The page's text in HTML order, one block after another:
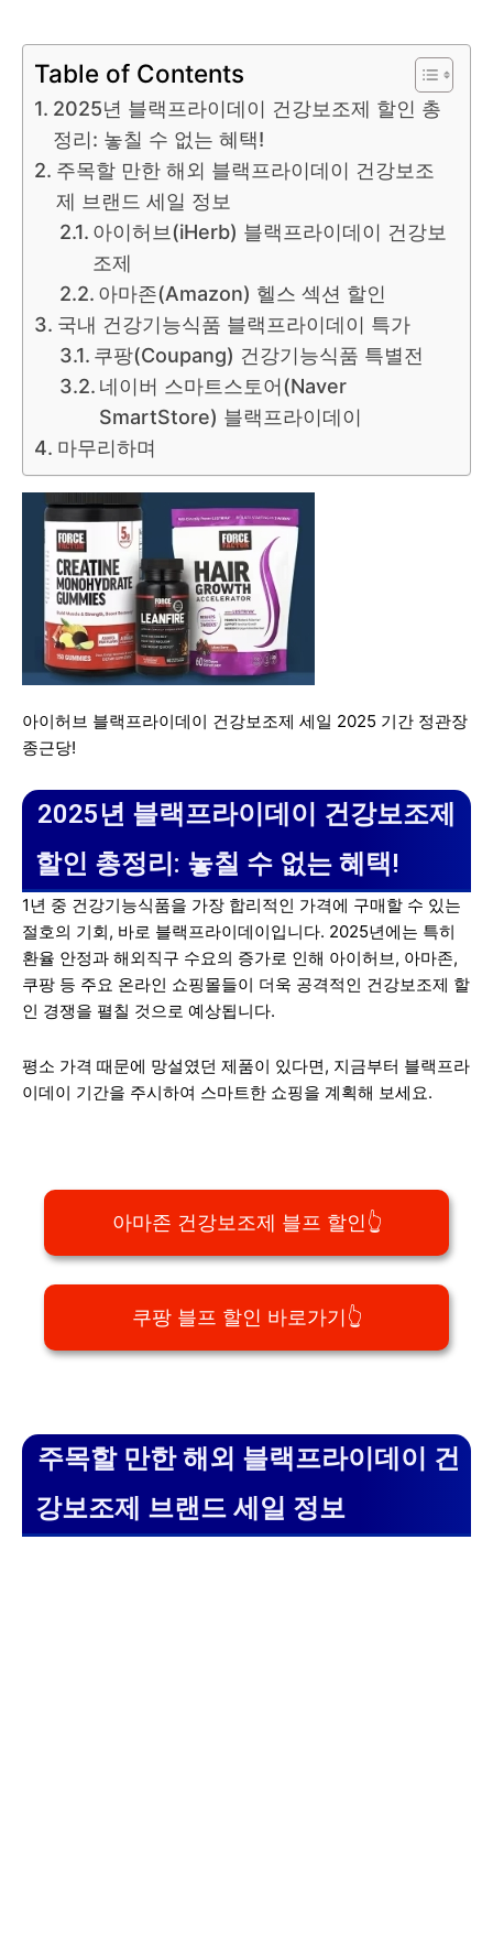
Table of Contents
2025년 블랙프라이데이 건강보조제 할인 총
정리: 놓칠 수 없는 혜택!
주목할 만한 해외 블랙프라이데이 건강보조
제 브랜드 세일 정보
아이허브(iHerb) 블랙프라이데이 건강보
조제
아마존(Amazon) 헬스 섹션 할인
국내 건강기능식품 블랙프라이데이 특가
쿠팡(Coupang) 건강기능식품 특별전
네이버 스마트스토어(Naver
SmartStore) 블랙프라이데이
마무리하며
아이허브 블랙프라이데이 건강보조제 세일 2025 기간 정관장
종근당!
2025년 블랙프라이데이 건강보조제
할인 총정리: 놓칠 수 없는 혜택!
1년 중 건강기능식품을 가장 합리적인 가격에 구매할 수 있는
절호의 기회, 바로 블랙프라이데이입니다. 2025년에는 특히
환율 안정과 해외직구 수요의 증가로 인해 아이허브, 아마존,
쿠팡 등 주요 온라인 쇼핑몰들이 더욱 공격적인 건강보조제 할
인 경쟁을 펼칠 것으로 예상됩니다.
평소 가격 때문에 망설였던 제품이 있다면, 지금부터 블랙프라
이데이 기간을 주시하여 스마트한 쇼핑을 계획해 보세요.
아마존 건강보조제 블프 할인👆
쿠팡 블프 할인 바로가기👆
주목할 만한 해외 블랙프라이데이 건
강보조제 브랜드 세일 정보